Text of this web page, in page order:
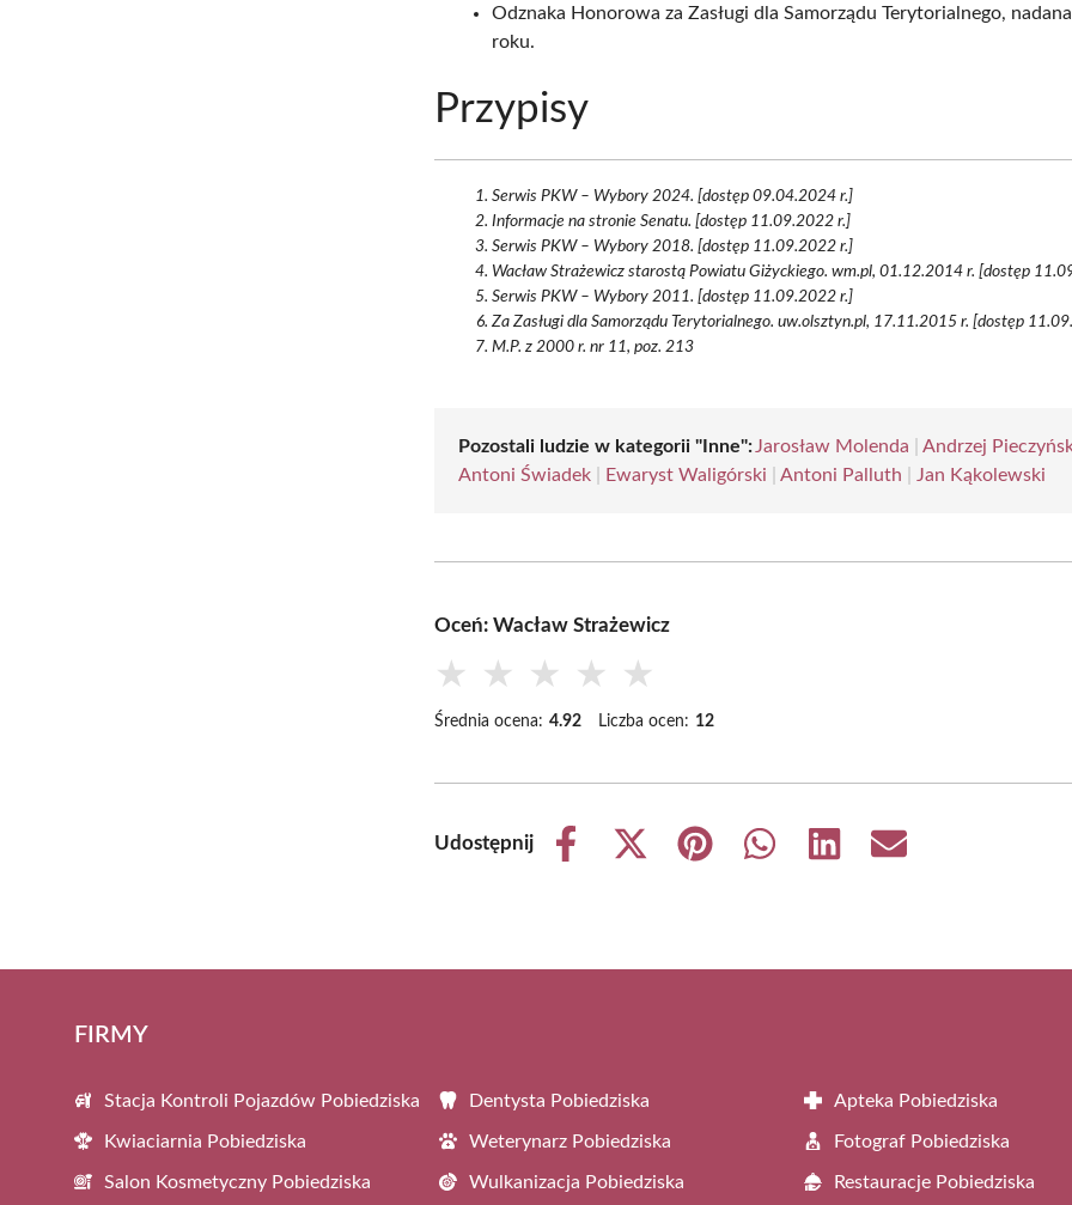
Odznaka Honorowa za Zasługi dla Samorządu Terytorialnego,
roku.
Przypisy
Serwis PKW – Wybory 2024. [dostęp 09.04.2024 r.]
Informacje na stronie Senatu. [dostęp 11.09.2022 r.]
Serwis PKW – Wybory 2018. [dostęp 11.09.2022 r.]
Wacław Strażewicz starostą Powiatu Giżyckiego. wm.pl, 01.12.2014 r. [dostęp
Serwis PKW – Wybory 2011. [dostęp 11.09.2022 r.]
Za Zasługi dla Samorządu Terytorialnego. uw.olsztyn.pl, 17.11.2015 r. [dostęp
M.P. z 2000 r. nr 11, poz. 213
Pozostali ludzie w kategorii "Inne": Jarosław Molenda |Andrzej
Antoni Świadek
Ewaryst Waligórski |Antoni Palluth Jan Kąkolewski
Oceń: Wacław Strażewicz
★ ★ ★ ★ ★
Średnia ocena: 4.92 Liczba ocen: 12
Udostępnij
Share
Share
Share
Share
Share
Share
FIRMY
Stacja Kontroli Pojazdów Pobiedziska Dentysta Pobiedziska Apteka Pobiedziska
Kwiaciarnia Pobiedziska Weterynarz Pobiedziska Fotograf Pobiedziska
Salon Kosmetyczny Pobiedziska Wulkanizacja Pobiedziska Restauracje Pobiedziska